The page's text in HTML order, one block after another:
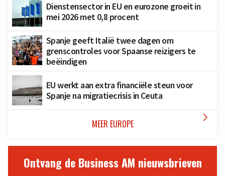
Dienstensector in EU en eurozone groeit in
mei 2026 met 0,8 procent
Spanje geeft Italië twee dagen om
grenscontroles voor Spaanse reizigers te
beëindigen
EU werkt aan extra financiële steun voor
Spanje na migratiecrisis in Ceuta
MEER EUROPE 
Ontvang de Business AM nieuwsbrieven